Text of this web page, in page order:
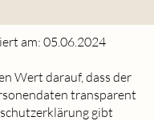
am: 05.06.2024
Wert darauf, dass der
transparent
gibt